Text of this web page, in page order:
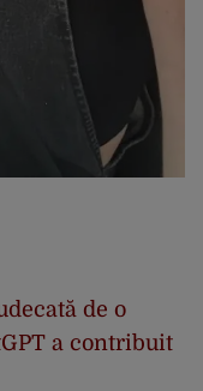
de o
a contribuit